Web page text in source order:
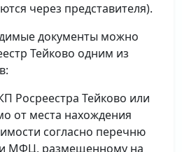
через представителя).
документы можно
Тейково одним из
Росреестра Тейково или
от места нахождения
согласно перечню
МФЦ, размещенному на